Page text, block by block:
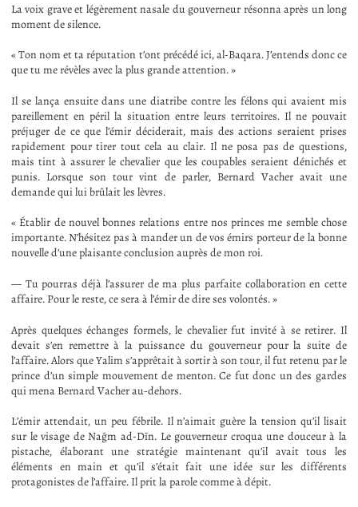
La voix grave et légèrement nasale du gouverneur résonna après un long
moment de silence.
« Ton nom et ta réputation t’ont précédé ici, al-Baqara. J’entends donc ce
que tu me révèles avec la plus grande attention. »
Il se lança ensuite dans une diatribe contre les félons qui avaient mis
pareillement en péril la situation entre leurs territoires. Il ne pouvait
préjuger de ce que l’émir déciderait, mais des actions seraient prises
rapidement pour tirer tout cela au clair. Il ne posa pas de questions,
mais tint à assurer le chevalier que les coupables seraient dénichés et
punis. Lorsque son tour vint de parler, Bernard Vacher avait une
demande qui lui brûlait les lèvres.
« Établir de nouvel bonnes relations entre nos princes me semble chose
importante. N’hésitez pas à mander un de vos émirs porteur de la bonne
nouvelle d’une plaisante conclusion auprès de mon roi.
— Tu pourras déjà l’assurer de ma plus parfaite collaboration en cette
affaire. Pour le reste, ce sera à l’émir de dire ses volontés. »
Après quelques échanges formels, le chevalier fut invité à se retirer. Il
devait s’en remettre à la puissance du gouverneur pour la suite de
l’affaire. Alors que Yalim s’apprêtait à sortir à son tour, il fut retenu par le
prince d’un simple mouvement de menton. Ce fut donc un des gardes
qui mena Bernard Vacher au-dehors.
L’émir attendait, un peu fébrile. Il n’aimait guère la tension qu’il lisait
sur le visage de Nağm ad-Dīn. Le gouverneur croqua une douceur à la
pistache, élaborant une stratégie maintenant qu’il avait tous les
éléments en main et qu’il s’était fait une idée sur les différents
protagonistes de l’affaire. Il prit la parole comme à dépit.